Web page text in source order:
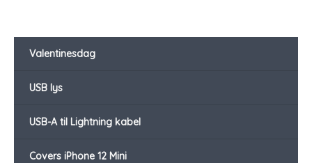
Valentinesdag
USB lys
USB-A til Lightning kabel
Covers iPhone 12 Mini